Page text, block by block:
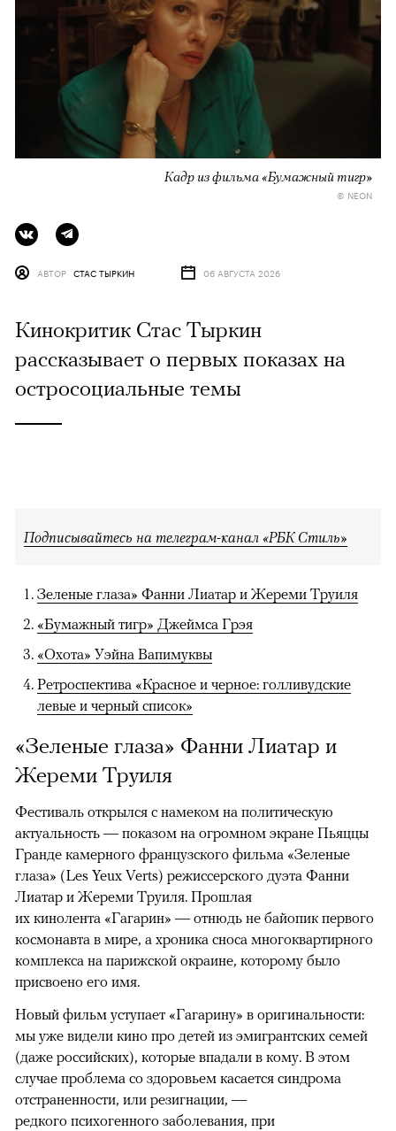
Кадр из фильма «Бумажный тигр»
© NEON
АВТОР СТАС ТЫРКИН 06 АВГУСТА 2026
Кинокритик Стас Тыркин
рассказывает о первых показах на
остросоциальные темы
Подписывайтесь на телеграм-канал «РБК Стиль»
Зеленые глаза» Фанни Лиатар и Жереми Труиля
«Бумажный тигр» Джеймса Грэя
«Охота» Уэйна Вапимуквы
Ретроспектива «Красное и черное: голливудские
левые и черный список»
«Зеленые глаза» Фанни Лиатар и
Жереми Труиля
Фестиваль открылся с намеком на политическую
актуальность — показом на огромном экране Пьяццы
Гранде камерного французского фильма «Зеленые
глаза» (Les Yeux Verts) режиссерского дуэта Фанни
Лиатар и Жереми Труиля. Прошлая
их кинолента «Гагарин» — отнюдь не байопик первого
космонавта в мире, а хроника сноса многоквартирного
комплекса на парижской окраине, которому было
присвоено его имя.
Новый фильм уступает «Гагарину» в оригинальности:
мы уже видели кино про детей из эмигрантских семей
(даже российских), которые впадали в кому. В этом
случае проблема со здоровьем касается синдрома
отстраненности, или резигнации, —
редкого психогенного заболевания, при